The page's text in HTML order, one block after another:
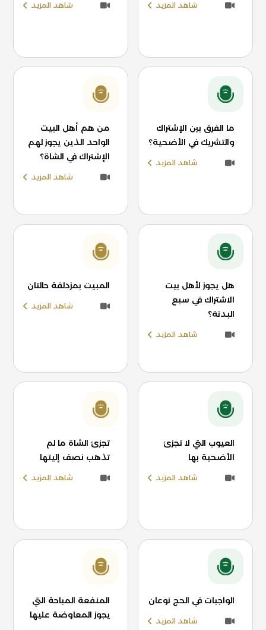
شاهد المزيد شاهد المزيد
ما الفرق بين الإشتراك
والتشريك في الأضحية؟
شاهد المزيد
من هم أهل البيت
الواحد الذين يجوز لهم
الإشتراك في الشاة؟
شاهد المزيد
هل يجوز لأهل بيت
الاشتراك في سبع
البدنة؟
شاهد المزيد
المبيت بمزدلفة حالتان
شاهد المزيد
العيوب التي لا تجزئ
الأضحية بها
شاهد المزيد
تجزئ الشاة ما لم
تذهب نصف إليتها
شاهد المزيد
الواجبات في الحج نوعان
شاهد المزيد
المنفعة المباحة التي
يجوز المعاوضة عليها